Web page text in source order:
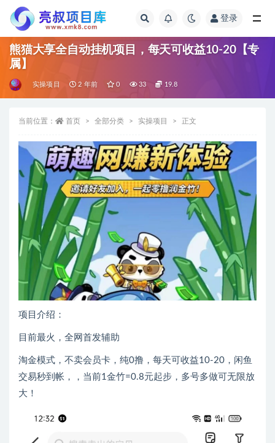
登录
熊猫大享全自动挂机项目，每天可收益10-20【专
属】
实操项目 2 年前 0 33 19.8
当前位置： 首页 全部分类 实操项目 正文
项目介绍：
目前最火，全网首发辅助
淘金模式，不卖会员卡，纯0撸，每天可收益10-20，闲鱼
交易秒到帐，，当前1金竹=0.8元起步，多号多做可无限放
大！